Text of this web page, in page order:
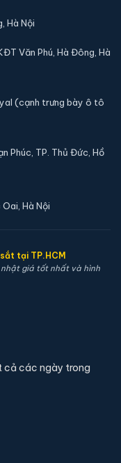
BL vân tay chính
Hà Nội
Văn Phú, Hà Đông, Hà
(cạnh trưng bày ô tô
Phúc, TP. Thủ Đức, Hồ
Hà Nội
tại TP.HCM
giá tốt nhất và hình
cả các ngày trong